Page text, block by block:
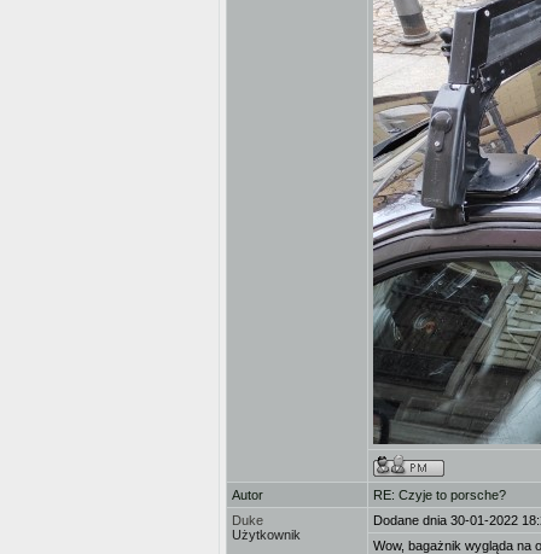
Autor
RE: Czyje to porsche?
Duke
Użytkownik
Dodane dnia 30-01-2022
Wow, bagażnik wygląda na